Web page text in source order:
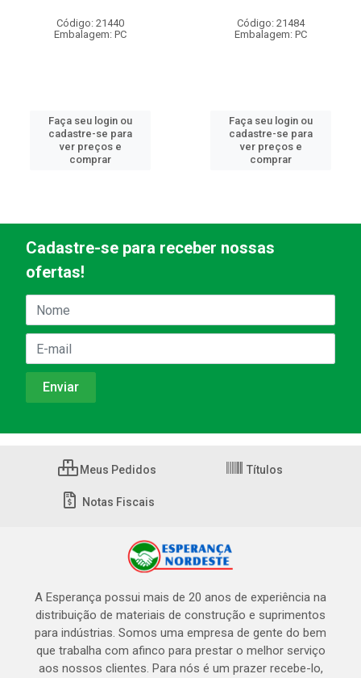
Código: 21440
Embalagem: PC
Faça seu login ou
cadastre-se para
ver preços e
comprar
Código: 21484
Embalagem: PC
Faça seu login ou
cadastre-se para
ver preços e
comprar
Cadastre-se para receber nossas
ofertas!
Meus Pedidos Títulos
Notas Fiscais
A Esperança possui mais de 20 anos de experiência na
distribuição de materiais de construção e suprimentos
para indústrias. Somos uma empresa de gente do bem
que trabalha com afinco para prestar o melhor serviço
aos nossos clientes. Para nós é um prazer recebe-lo,